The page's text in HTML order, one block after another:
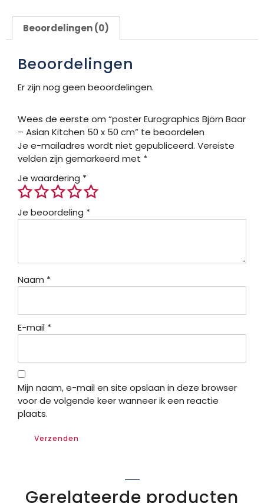
Beoordelingen (0)
Beoordelingen
Er zijn nog geen beoordelingen.
Wees de eerste om “poster Eurographics Björn Baar
– Asian Kitchen 50 x 50 cm” te beoordelen
Je e-mailadres wordt niet gepubliceerd. Vereiste
velden zijn gemarkeerd met *
Je waardering *
Je beoordeling *
Naam *
E-mail *
Mijn naam, e-mail en site opslaan in deze browser
voor de volgende keer wanneer ik een reactie
plaats.
Gerelateerde producten